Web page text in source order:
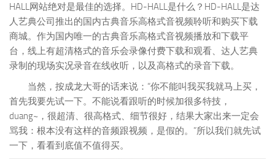
HALL网站绝对是最佳的选择。HD-HALL是什么？HD-HALL是达
人艺典公司推出的国内古典音乐高格式音视频聆听和购买下载
商城。作为国内唯一的古典音乐高格式音视频播放和下载平
台，线上有超清格式的音乐会录像付费下载和观看、达人艺典
录制的现场实况录音在线收听，以及高格式的录音下载。
当然，按成龙大哥的话来说：“你不能叫我买我就马上买，
首先我要先试一下。不能说看跟听的时候加很多特技，
duang~，很超清、很高格式、细节很好，结果大家出来一定会
骂我：根本没有这样的音频跟视频，是假的。”所以我们就先试
一下，看看到底值不值得买。